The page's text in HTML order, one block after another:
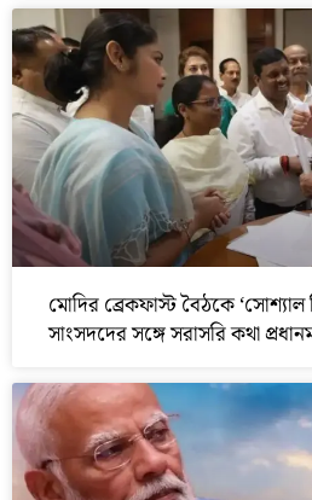
মোদির ব্রেকফাস্ট বৈঠকে ‘সোশ্যাল
সাংসদদের সঙ্গে সরাসরি কথা